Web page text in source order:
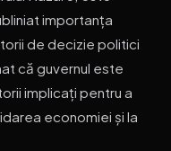
importanța
de decizie politici
că guvernul este
implicați pentru a
economiei și la